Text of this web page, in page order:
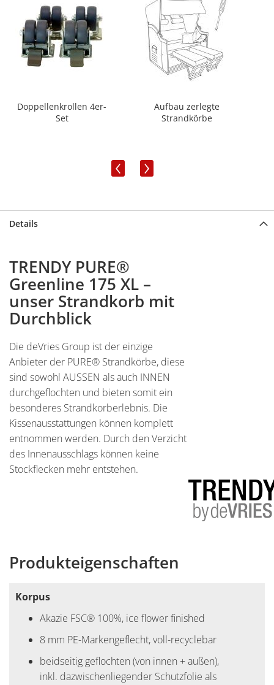
Doppellenkrollen 4er-
Set
Aufbau zerlegte
Strandkörbe
‹ ›
Details
TRENDY PURE®
Greenline 175 XL –
unser Strandkorb mit
Durchblick
Die deVries Group ist der einzige
Anbieter der PURE® Strandkörbe, diese
sind sowohl AUSSEN als auch INNEN
durchgeflochten und bieten somit ein
besonderes Strandkorberlebnis. Die
Kissenausstattungen können komplett
entnommen werden. Durch den Verzicht
des Innenausschlags können keine
Stockflecken mehr entstehen.
Produkteigenschaften
Korpus
Akazie FSC® 100%, ice flower finished
8 mm PE-Markengeflecht, voll-recyclebar
beidseitig geflochten (von innen + außen),
inkl. dazwischenliegender Schutzfolie als